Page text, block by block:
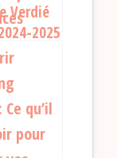
Verdié
2025
pour